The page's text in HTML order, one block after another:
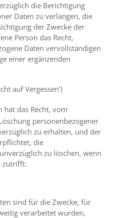
die Berichtigung
Daten zu verlangen, die
der Zwecke der
Person das Recht,
Daten vervollständigen
einer ergänzenden
auf Vergessen’)
hat das Recht, vom
personenbezogener
zu erhalten, und der
die
zu löschen, wenn
zutrifft:
sind für die Zwecke, für
verarbeitet wurden,